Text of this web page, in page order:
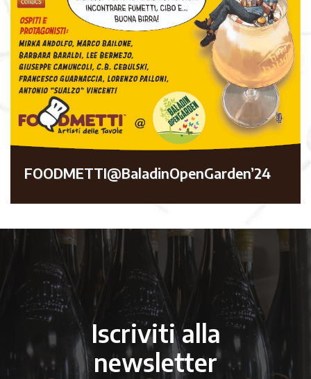
FOODMETTI@BaladinOpenGarden’24
Iscriviti alla
newsletter